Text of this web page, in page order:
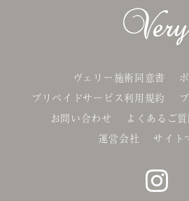
ヴェリー施術同意書
プリペイドサービス利用規約
お問い合わせ
よくあるご
運営会社
サイト